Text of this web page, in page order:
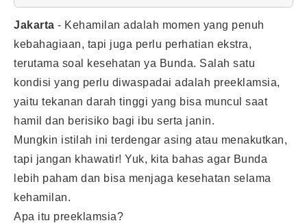
Jakarta - Kehamilan adalah momen yang penuh
kebahagiaan, tapi juga perlu perhatian ekstra,
terutama soal kesehatan ya Bunda. Salah satu
kondisi yang perlu diwaspadai adalah preeklamsia,
yaitu tekanan darah tinggi yang bisa muncul saat
hamil dan berisiko bagi ibu serta janin.
Mungkin istilah ini terdengar asing atau menakutkan,
tapi jangan khawatir! Yuk, kita bahas agar Bunda
lebih paham dan bisa menjaga kesehatan selama
kehamilan.
Apa itu preeklamsia?